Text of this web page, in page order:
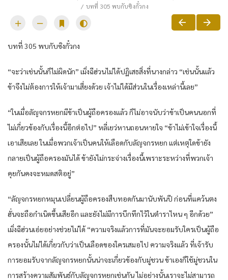
บทที่ 305 พบกับซิงกั๋วกง
บทที่ 305 พบกับซิงกั๋วกง
“จะว่าเช่นนั้นก็ไม่ผิดนัก” เมิ่งฉีฮ่วนไม่ได้ปฏิเสธสิ่งที่นางกล่าว “เช่นนั้นแล้ว
ข้าจึงไม่ต้องการให้เจ้ามาเสี่ยงด้วย เจ้าไม่ได้มีส่วนในเรื่องเหล่านี้เลย”
“ในเมื่อลัญจกรหยกมีข้าเป็นผู้ถือครองแล้ว ก็ไม่อาจนับว่าข้าเป็นคนนอกที่
ไม่เกี่ยวข้องกับเรื่องนี้อีกต่อไป” หลี่เยว่หานถอนหายใจ “ข้าไม่เข้าใจเรื่องนี้
เอาเสียเลย ในเมื่อพวกเจ้าเป็นคนให้เลือดกับลัญจกรหยก แต่เหตุใดข้ายัง
กลายเป็นผู้ถือครองมันได้ ข้ายังไม่กระจ่างเรื่องนี้เพราะระหว่างที่พวกเจ้า
คุยกันคงจะหมดสติอยู่”
“ลัญจกรหยกหมุนเปลี่ยนผู้ถือครองสืบทอดกันมานับพันปี ก่อนที่แคว้นตง
ฮั่นจะถือกำเนิดขึ้นเสียอีก และยังไม่มีการบึกทึกไว้ในตำราไหน ๆ อีกด้วย”
เมิ่งฉีฮ่วนเอ่ยอย่างช่วยไม่ได้ “ความจริงแล้วการที่มันจะยอมรับใครเป็นผู้ถือ
ครองนั้นไม่ได้เกี่ยวกับว่าเป็นเลือดของใครเสมอไป ความจริงแล้ว ที่เจ้ารับ
การยอมรับจากลัญจกรหยกนั้นน่าจะเกี่ยวข้องกับมู่ชวน ข้าเองก็ใช้มู่ชวนใน
การสร้างความสัมพันธ์กับลัญจกรหยกเช่นกัน ไม่อย่างนั้นเราจะไม่สามารถ